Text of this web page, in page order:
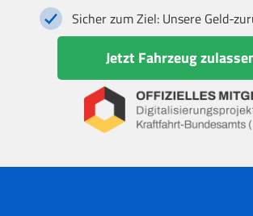
Sicher zum Ziel: Unsere Geld-
Jetzt Fahrzeug